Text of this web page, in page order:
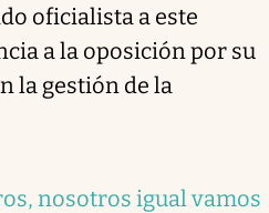
oficialista a este
a la oposición por su
la gestión de la
nosotros igual vamos